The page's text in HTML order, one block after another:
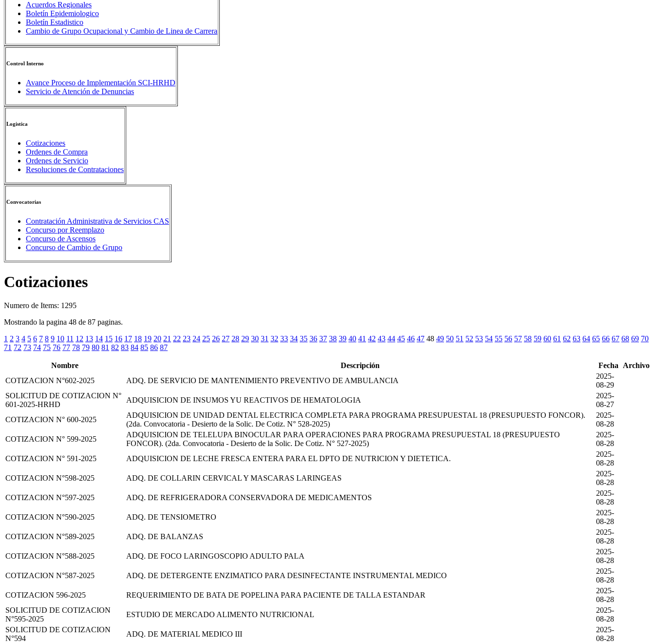
Acuerdos Regionales
Boletín Epidemiologico
Boletín Estadistico
Cambio de Grupo Ocupacional y Cambio de Linea de Carrera
Control Interno
Avance Proceso de Implementación SCI-HRHD
Servicio de Atención de Denuncias
Logistica
Cotizaciones
Ordenes de Compra
Ordenes de Servicio
Resoluciones de Contrataciones
Convocatorias
Contratación Administrativa de Servicios CAS
Concurso por Reemplazo
Concurso de Ascensos
Concurso de Cambio de Grupo
Cotizaciones
Numero de Items: 1295
Mostrando la pagina 48 de 87 paginas.
1 2 3 4 5 6 7 8 9 10 11 12 13 14 15 16 17 18 19 20 21 22 23 24 25 26 27 28 29 30 31 32 33 34 35 36 37 38 39 40 41 42 43 44 45 46 47 48 49 50 51 52 53 54 55 56 57 58 59 60 61 62 63 64 65 66 67 68 69 70
71 72 73 74 75 76 77 78 79 80 81 82 83 84 85 86 87
Nombre Descripción Fecha
Archivo
COTIZACION N°602-2025
ADQ. DE SERVICIO DE MANTENIMIENTO PREVENTIVO DE AMBULANCIA
2025-
08-29
SOLICITUD DE COTIZACION N°
601-2025-HRHD
ADQUISICION DE INSUMOS YU REACTIVOS DE HEMATOLOGIA
2025-
08-27
COTIZACION N° 600-2025
ADQUISICION DE UNIDAD DENTAL ELECTRICA COMPLETA PARA PROGRAMA PRESUPUESTAL 18 (PRESUPUESTO FONCOR).
(2da. Convocatoria - Desierto de la Solic. De Cotiz. N° 528-2025)
2025-
08-28
COTIZACION N° 599-2025
ADQUISICION DE TELELUPA BINOCULAR PARA OPERACIONES PARA PROGRAMA PRESUPUESTAL 18 (PRESUPUESTO
FONCOR). (2da. Convocatoria - Desierto de la Solic. De Cotiz. N° 527-2025)
2025-
08-28
COTIZACION N° 591-2025
ADQUISICION DE LECHE FRESCA ENTERA PARA EL DPTO DE NUTRICION Y DIETETICA.
2025-
08-28
COTIZACION N°598-2025
ADQ. DE COLLARIN CERVICAL Y MASCARAS LARINGEAS
2025-
08-28
COTIZACION N°597-2025
ADQ. DE REFRIGERADORA CONSERVADORA DE MEDICAMENTOS
2025-
08-28
COTIZACION N°590-2025
ADQ. DE TENSIOMETRO
2025-
08-28
COTIZACION N°589-2025
ADQ. DE BALANZAS
2025-
08-28
COTIZACION N°588-2025
ADQ. DE FOCO LARINGOSCOPIO ADULTO PALA
2025-
08-28
COTIZACION N°587-2025
ADQ. DE DETERGENTE ENZIMATICO PARA DESINFECTANTE INSTRUMENTAL MEDICO
2025-
08-28
COTIZACION 596-2025
REQUERIMIENTO DE BATA DE POPELINA PARA PACIENTE DE TALLA ESTANDAR
2025-
08-28
SOLICITUD DE COTIZACION
N°595-2025
ESTUDIO DE MERCADO ALIMENTO NUTRICIONAL
2025-
08-28
SOLICITUD DE COTIZACION
N°594
ADQ. DE MATERIAL MEDICO III
2025-
08-28